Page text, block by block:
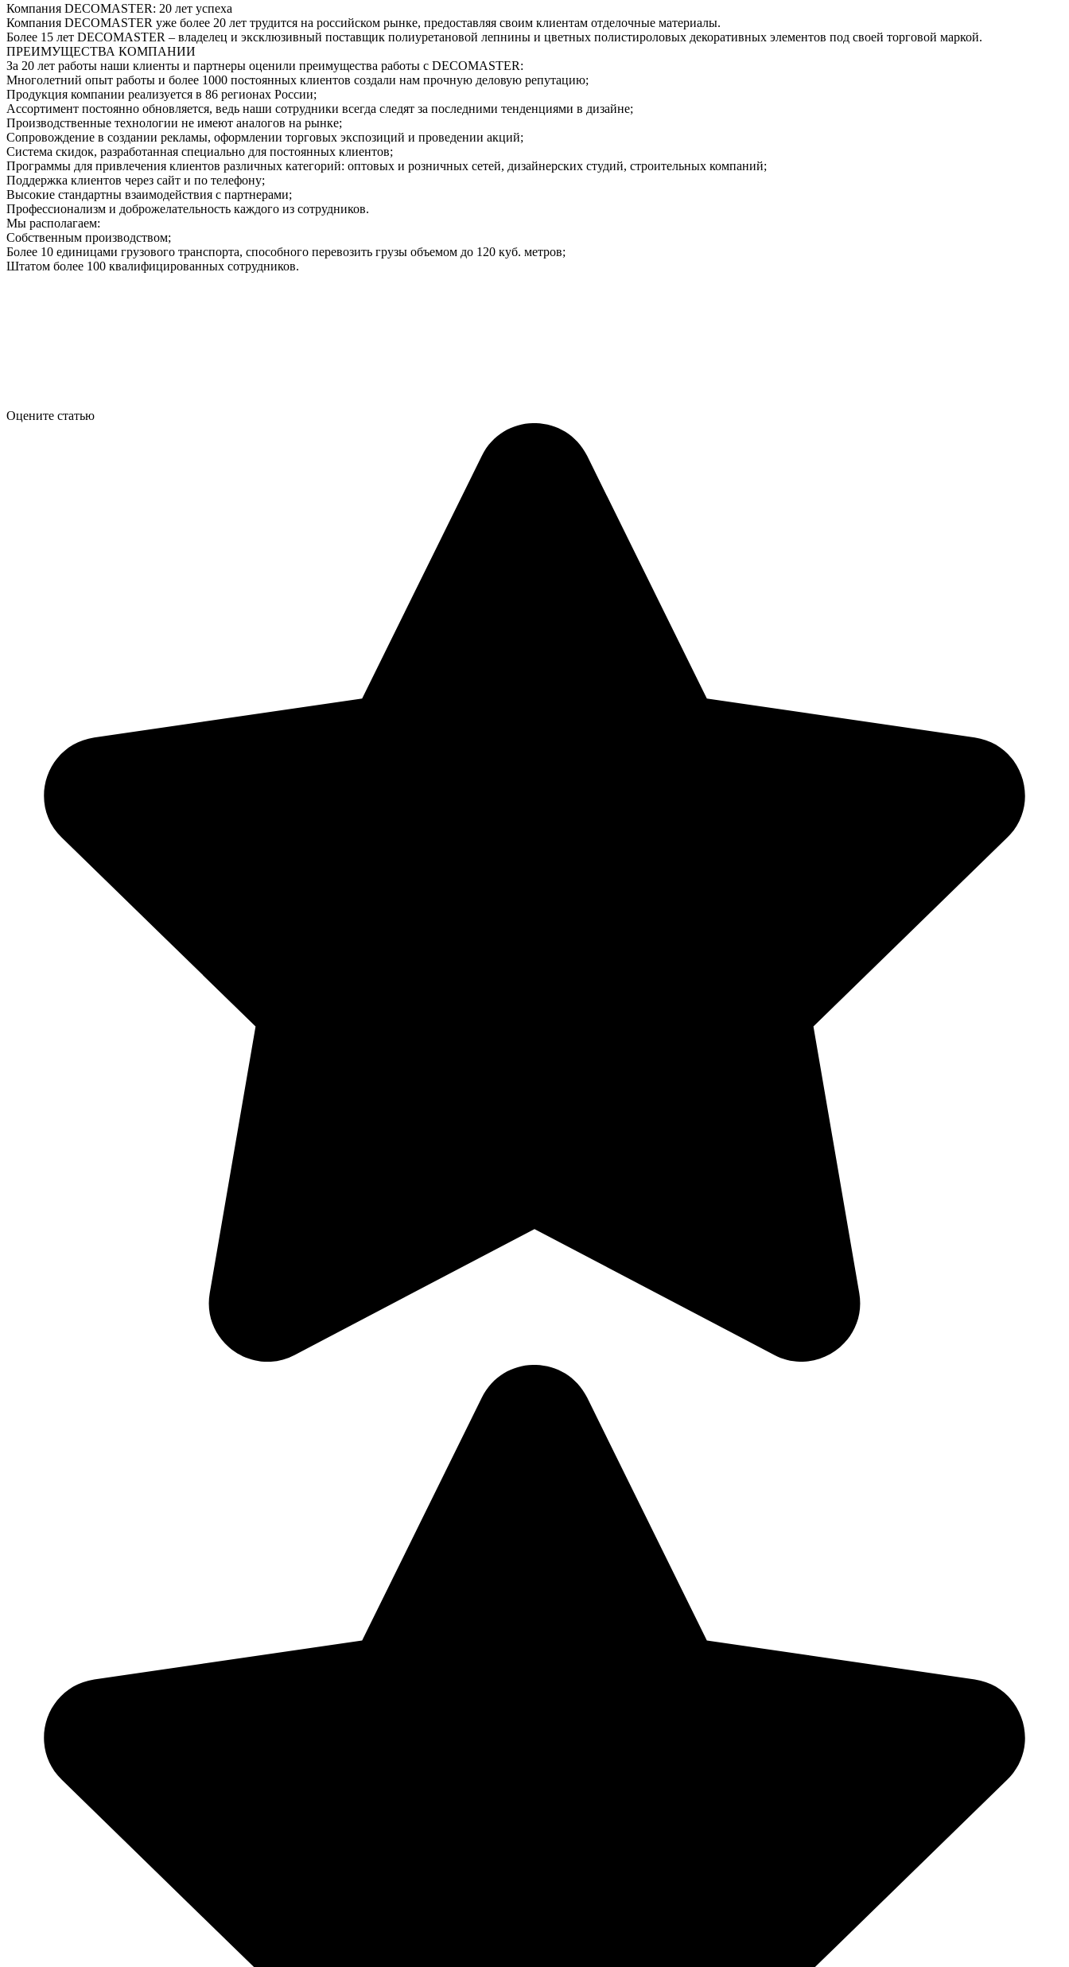
Компания DECOMASTER: 20 лет успеха
Компания DECOMASTER уже более 20 лет трудится на российском рынке, предоставляя своим клиентам отделочные материалы.
Более 15 лет DECOMASTER – владелец и эксклюзивный поставщик полиуретановой лепнины и цветных полистироловых декоративных элементов под своей торговой маркой.
ПРЕИМУЩЕСТВА КОМПАНИИ
За 20 лет работы наши клиенты и партнеры оценили преимущества работы с DECOMASTER:
Многолетний опыт работы и более 1000 постоянных клиентов создали нам прочную деловую репутацию;
Продукция компании реализуется в 86 регионах России;
Ассортимент постоянно обновляется, ведь наши сотрудники всегда следят за последними тенденциями в дизайне;
Производственные технологии не имеют аналогов на рынке;
Сопровождение в создании рекламы, оформлении торговых экспозиций и проведении акций;
Система скидок, разработанная специально для постоянных клиентов;
Программы для привлечения клиентов различных категорий: оптовых и розничных сетей, дизайнерских студий, строительных компаний;
Поддержка клиентов через сайт и по телефону;
Высокие стандартны взаимодействия с партнерами;
Профессионализм и доброжелательность каждого из сотрудников.
Мы располагаем:
Собственным производством;
Более 10 единицами грузового транспорта, способного перевозить грузы объемом до 120 куб. метров;
Штатом более 100 квалифицированных сотрудников.
Оцените статью